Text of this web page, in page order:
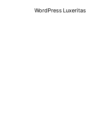
WordPress